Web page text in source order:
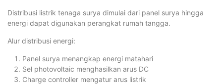
Distribusi listrik tenaga surya dimulai dari panel surya hingga
energi dapat digunakan perangkat rumah tangga.
Alur distribusi energi:
Panel surya menangkap energi matahari
Sel photovoltaic menghasilkan arus DC
Charge controller mengatur arus listrik